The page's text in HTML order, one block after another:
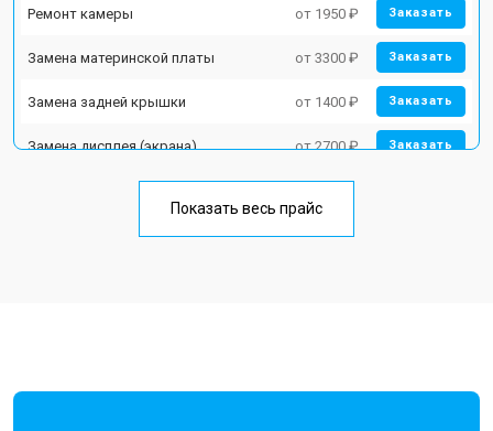
Ремонт камеры от 1950 ₽ Заказать
Замена материнской платы от 3300 ₽ Заказать
Замена задней крышки от 1400 ₽ Заказать
Замена дисплея (экрана) от 2700 ₽ Заказать
Замена кнопки включения от 1750 ₽
Показать весь прайс